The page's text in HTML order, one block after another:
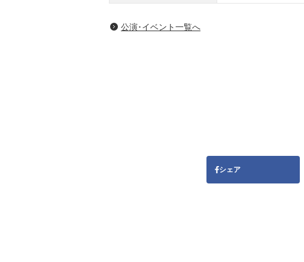
公演･イベント一覧へ
シェア